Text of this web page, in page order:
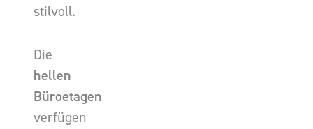
stilvoll.
Die
hellen
Büroetagen
verfügen